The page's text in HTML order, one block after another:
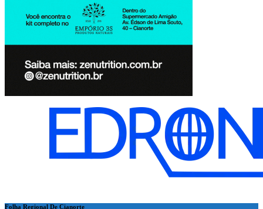
Folha Regional De Cianorte